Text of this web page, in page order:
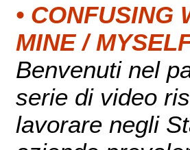
• CONFUSING
MINE /
Benvenuti nel
serie di video
lavorare negli